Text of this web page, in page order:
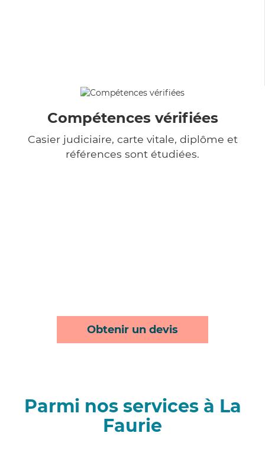
Compétences vérifiées
Casier judiciaire, carte vitale, diplôme et
références sont étudiées.
Obtenir un devis
Parmi nos services à La
Faurie